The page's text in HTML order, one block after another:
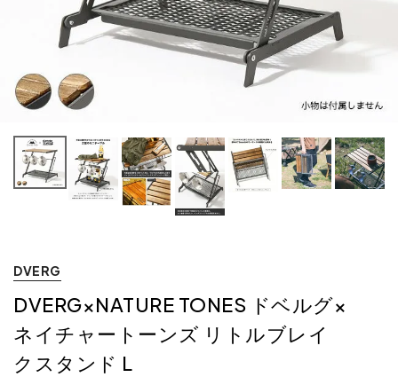
DVERG
DVERG×NATURE TONES ドベルグ×
ネイチャートーンズ リトルブレイ
クスタンド L